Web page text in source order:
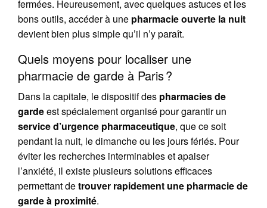
fermées. Heureusement, avec quelques astuces et les
bons outils, accéder à une pharmacie ouverte la nuit
devient bien plus simple qu’il n’y paraît.
Quels moyens pour localiser une
pharmacie de garde à Paris ?
Dans la capitale, le dispositif des pharmacies de
gardeest spécialement organisé pour garantir un
service d’urgence pharmaceutique, que ce soit
pendant la nuit, le dimanche ou les jours fériés. Pour
éviter les recherches interminables et apaiser
l’anxiété, il existe plusieurs solutions efficaces
permettant detrouver rapidement une pharmacie de
garde à proximité.